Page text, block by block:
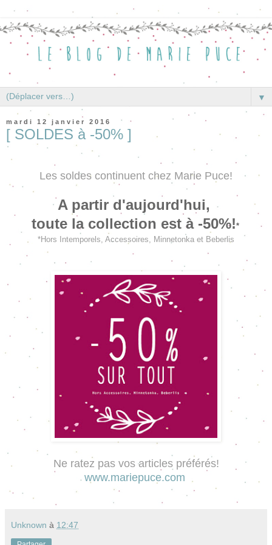
▼
mardi 12 janvier 2016
[ SOLDES à -50% ]
Les soldes continuent chez Marie Puce!
A partir d'aujourd'hui,
toute la collection est à -50%!*
*Hors Intemporels, Accessoires, Minnetonka et Beberlis
Ne ratez pas vos articles préférés!
www.mariepuce.com
Unknown à 12:47